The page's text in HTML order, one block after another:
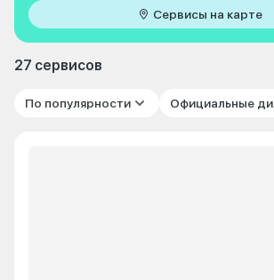
Сервисы на карте
27 сервисов
По популярности Официальные